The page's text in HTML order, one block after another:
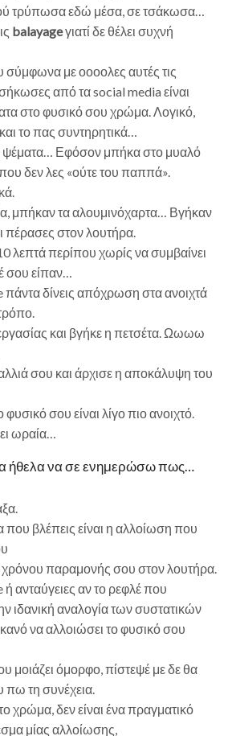
τρύπωσα εδώ μέσα, σε τσάκωσα…
balayageγιατί δε θέλει συχνή
σύμφωνα με οοοολες αυτές τις
από τα social media είναι
στο φυσικό σου χρώμα. Λογικό,
το πας συντηρητικά…
ψέματα… Εφόσον μπήκα στο μυαλό
δεν λες «ούτε του παππά».
μπήκαν τα αλουμινόχαρτα… Βγήκαν
πέρασες στον λουτήρα.
λεπτά περίπου χωρίς να συμβαίνει
σου είπαν…
πάντα δίνεις απόχρωση στα ανοιχτά
και βγήκε η πετσέτα. Ωωωω
σου και άρχισε η αποκάλυψη του
σου είναι λίγο πιο ανοιχτό.
ωραία…
ήθελα να σε ενημερώσω πως…
βλέπεις είναι η αλλοίωση που
χρόνου παραμονής σου στον λουτήρα.
ανταύγειες αν το ρεφλέ που
ιδανική αναλογία των συστατικών
να αλλοιώσει το φυσικό σου
όμορφο, πίστεψέ με δε θα
πω τη συνέχεια.
χρώμα, δεν είναι ένα πραγματικό
μίας αλλοίωσης,